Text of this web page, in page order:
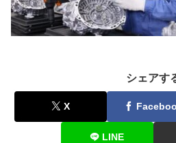
シェアす
X
LINE